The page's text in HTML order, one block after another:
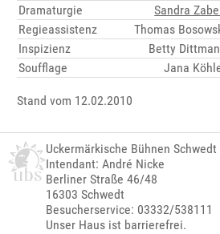
Dramaturgie
Sandra
Regieassistenz
Thomas
Inspizienz
Betty
Soufflage
Jana
Stand vom 12.02.2010
Uckermärkische Bühnen Schwedt
Intendant: André Nicke
Berliner Straße 46/48
16303 Schwedt
Besucherservice: 03332/538111
Unser Haus ist barrierefrei.